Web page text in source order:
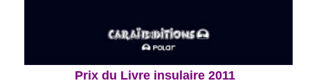
Prix du Livre insulaire 2011